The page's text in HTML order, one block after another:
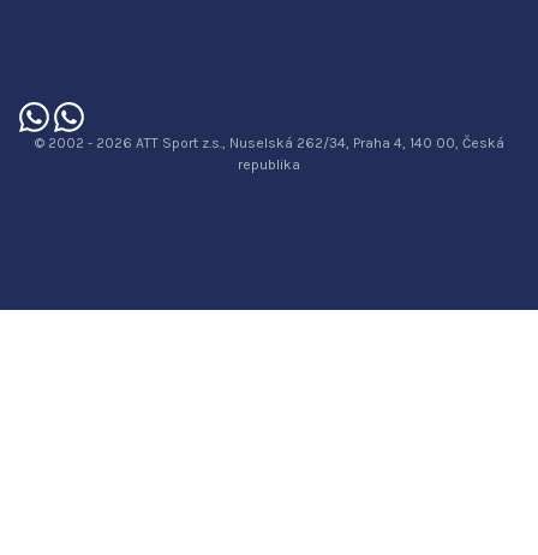
© 2002 - 2026 ATT Sport z.s., Nuselská 262/34, Praha 4, 140 00, Česká
republika